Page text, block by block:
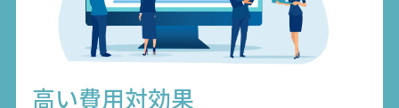
高い費用対効果